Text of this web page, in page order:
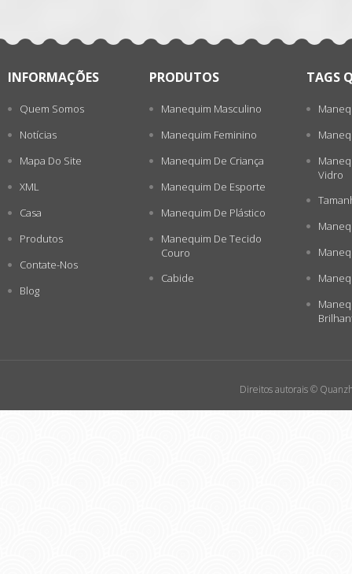
INFORMAÇÕES
Quem Somos
Notícias
Mapa Do Site
XML
Casa
Produtos
Contate-Nos
Blog
PRODUTOS
Manequim Masculino
Manequim Feminino
Manequim De Criança
Manequim De Esporte
Manequim De Plástico
Manequim De Tecido
Couro
Cabide
TAGS
Vidro
Direitos autorais ©